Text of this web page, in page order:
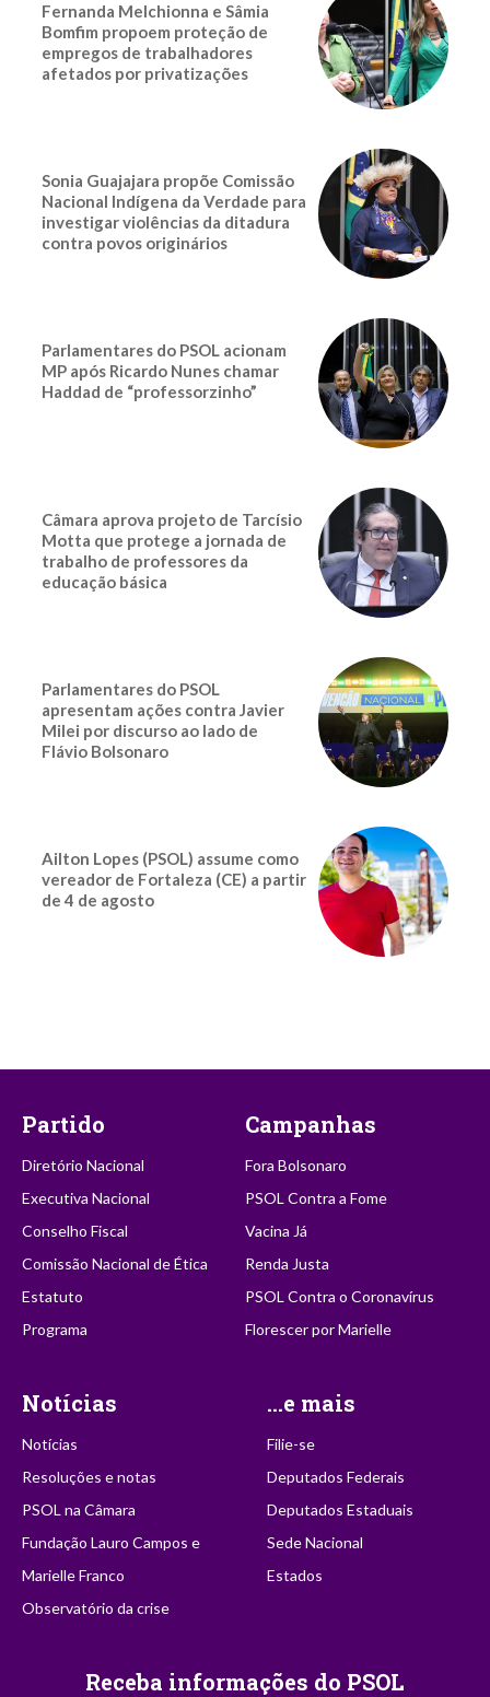
Fernanda Melchionna e Sâmia
Bomfim propoem proteção de
empregos de trabalhadores
afetados por privatizações
Sonia Guajajara propõe Comissão
Nacional Indígena da Verdade para
investigar violências da ditadura
contra povos originários
Parlamentares do PSOL acionam
MP após Ricardo Nunes chamar
Haddad de “professorzinho”
Câmara aprova projeto de Tarcísio
Motta que protege a jornada de
trabalho de professores da
educação básica
Parlamentares do PSOL
apresentam ações contra Javier
Milei por discurso ao lado de
Flávio Bolsonaro
Ailton Lopes (PSOL) assume como
vereador de Fortaleza (CE) a partir
de 4 de agosto
Partido
Diretório Nacional
Executiva Nacional
Conselho Fiscal
Comissão Nacional de Ética
Estatuto
Programa
Campanhas
Fora Bolsonaro
PSOL Contra a Fome
Vacina Já
Renda Justa
PSOL Contra o Coronavírus
Florescer por Marielle
Notícias
Notícias
Resoluções e notas
PSOL na Câmara
Fundação Lauro Campos e
Marielle Franco
Observatório da crise
...e mais
Filie-se
Deputados Federais
Deputados Estaduais
Sede Nacional
Estados
Receba informações do PSOL